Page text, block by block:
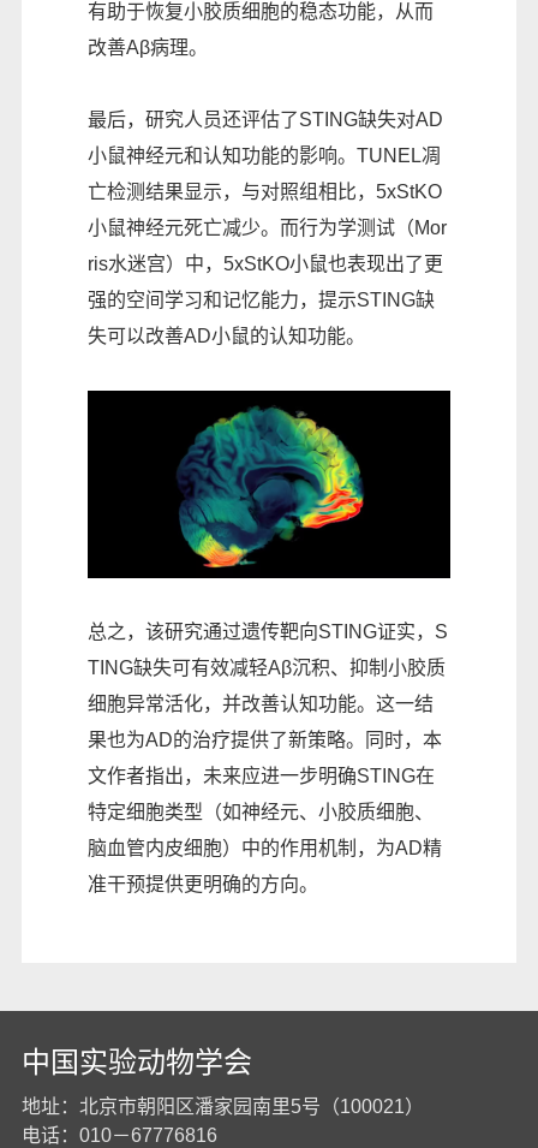
有助于恢复小胶质细胞的稳态功能，从而
改善Aβ病理。
最后，研究人员还评估了STING缺失对AD
小鼠神经元和认知功能的影响。TUNEL凋
亡检测结果显示，与对照组相比，5xStKO
小鼠神经元死亡减少。而行为学测试（Mor
ris水迷宫）中，5xStKO小鼠也表现出了更
强的空间学习和记忆能力，提示STING缺
失可以改善AD小鼠的认知功能。
总之，该研究通过遗传靶向STING证实，S
TING缺失可有效减轻Aβ沉积、抑制小胶质
细胞异常活化，并改善认知功能。这一结
果也为AD的治疗提供了新策略。同时，本
文作者指出，未来应进一步明确STING在
特定细胞类型（如神经元、小胶质细胞、
脑血管内皮细胞）中的作用机制，为AD精
准干预提供更明确的方向。
中国实验动物学会
地址：北京市朝阳区潘家园南里5号（100021）
电话：010－67776816